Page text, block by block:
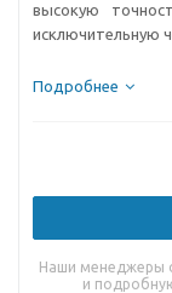
высокую
исключительную
Подробнее
Наши менеджеры
и